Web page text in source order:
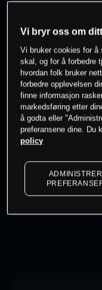
0% av
Vi bryr oss om
Vi bruker cookies for å
skal, og for å forbedre
hvordan folk bruker
forbedre opplevelsen
finne informasjon
markedsføring etter
å godta eller
preferansene dine. Du
policy
ADMINISTRER